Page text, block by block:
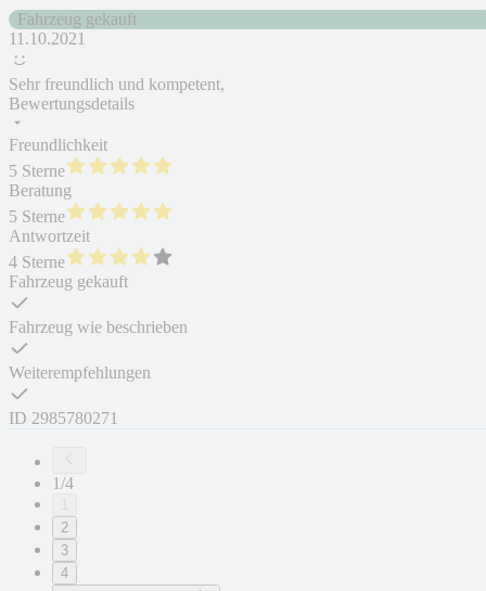
Fahrzeug gekauft
11.10.2021
Sehr freundlich und kompetent,
Bewertungsdetails
Freundlichkeit
5 Sterne
Beratung
5 Sterne
Antwortzeit
4 Sterne
Fahrzeug gekauft
Fahrzeug wie beschrieben
Weiterempfehlungen
ID 2985780271
1/4
2
3
4